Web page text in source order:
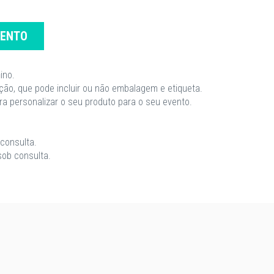
que pode incluir ou não embalagem e etiqueta.
personalizar o seu produto para o seu evento.
consulta.